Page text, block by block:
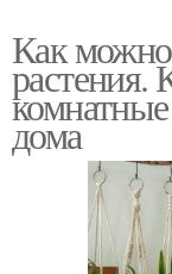
Как
растения.
дома